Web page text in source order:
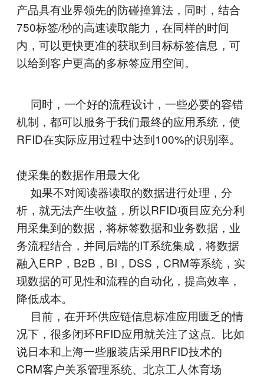
产品具有业界领先的防碰撞算法，同时，结合
750标签/秒的高速读取能力，在同样的时间
内，可以更快更准的获取到目标标签信息，可
以给到客户更高的多标签应用空间。
同时，一个好的流程设计，一些必要的容错
机制，都可以服务于我们最终的应用系统，使
RFID在实际应用过程中达到100%的识别率。
使采集的数据作用最大化
如果不对阅读器读取的数据进行处理，分
析，就无法产生收益，所以RFID项目应充分利
用采集到的数据，将标签数据和业务数据，业
务流程结合，并同后端的IT系统集成，将数据
融入ERP，B2B，BI，DSS，CRM等系统，实
现数据的可见性和流程的自动化，提高效率，
降低成本。
目前，在开环供应链信息标准应用匮乏的情
况下，很多闭环RFID应用就关注了这点。比如
说日本和上海一些服装店采用RFID技术的
CRM客户关系管理系统、北京工人体育场